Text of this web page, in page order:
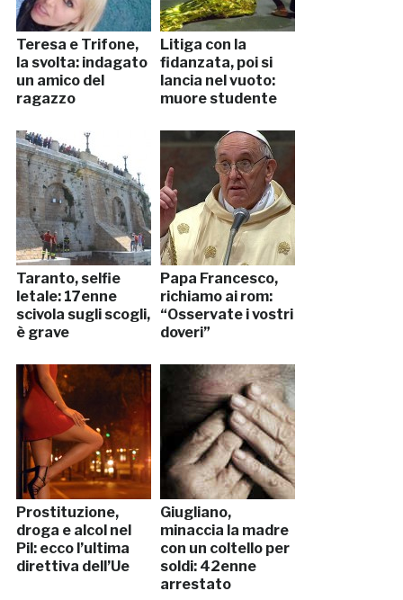
Teresa e Trifone,
la svolta: indagato
un amico del
ragazzo
Litiga con la
fidanzata, poi si
lancia nel vuoto:
muore studente
Taranto, selfie
letale: 17enne
scivola sugli scogli,
è grave
Papa Francesco,
richiamo ai rom:
“Osservate i vostri
doveri”
Prostituzione,
droga e alcol nel
Pil: ecco l’ultima
direttiva dell’Ue
Giugliano,
minaccia la madre
con un coltello per
soldi: 42enne
arrestato